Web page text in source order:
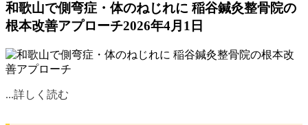
和歌山で側弯症・体のねじれに 稲谷鍼灸整骨院の
根本改善アプローチ2026年4月1日
...詳しく読む